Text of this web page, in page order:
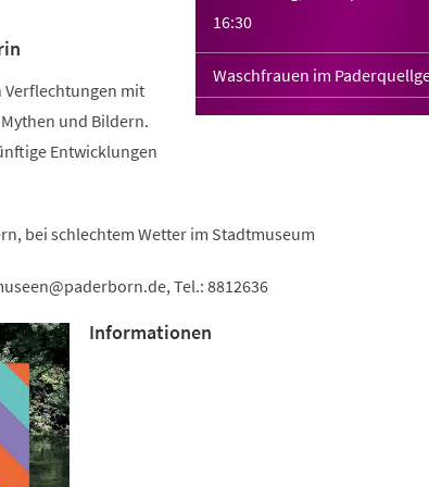
16:30
Waschfrauen im
Verflechtungen mit
und Bildern.
Entwicklungen
bei schlechtem Wetter im Stadtmuseum
paderborn de, Tel.: 8812636
Informationen